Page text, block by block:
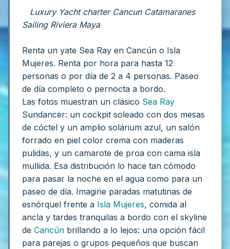
Luxury Yacht charter Cancun Catamaranes
Sailing Riviera Maya
Renta un yate Sea Ray en Cancún o Isla
Mujeres. Renta por hora para hasta 12
personas o por día de 2 a 4 personas. Paseo
de día completo o pernocta a bordo.
Las fotos muestran un clásico Sea Ray
Sundancer: un cockpit soleado con dos mesas
de cóctel y un amplio solárium azul, un salón
forrado en piel color crema con maderas
pulidas, y un camarote de proa con cama isla
mullida. Esa distribución lo hace tan cómodo
para pasar la noche en el agua como para un
paseo de día. Imagine paradas matutinas de
esnórquel frente a Isla Mujeres, comida al
ancla y tardes tranquilas a bordo con el skyline
de Cancún brillando a lo lejos: una opción fácil
para parejas o grupos pequeños que buscan